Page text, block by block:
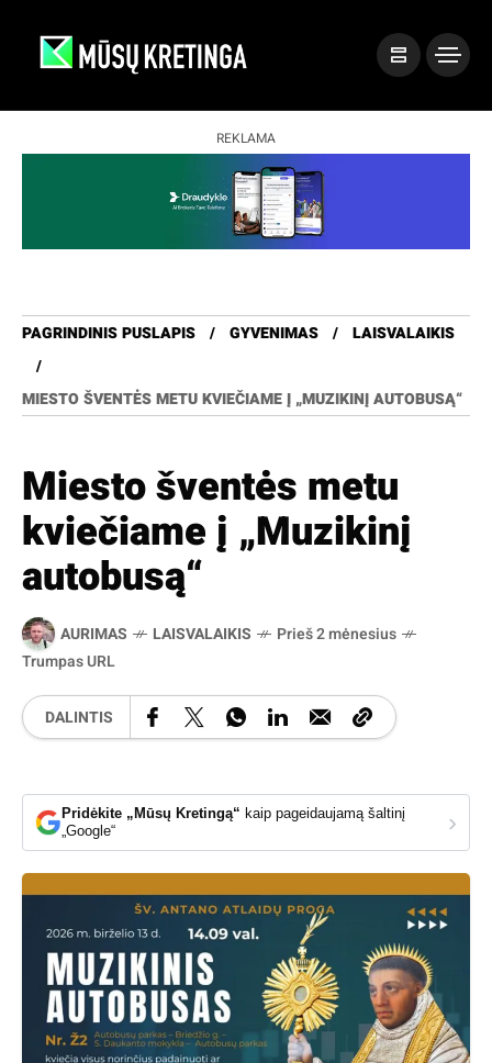
REKLAMA
PAGRINDINIS PUSLAPIS GYVENIMAS LAISVALAIKIS
MIESTO ŠVENTĖS METU KVIEČIAME Į „MUZIKINĮ AUTOBUSĄ“
Miesto šventės metu
kviečiame į „Muzikinį
autobusą“
AURIMAS LAISVALAIKIS
Prieš 2 mėnesius
Trumpas URL
DALINTIS
Pridėkite „Mūsų Kretingą“ kaip pageidaujamą šaltinį
„Google“
›